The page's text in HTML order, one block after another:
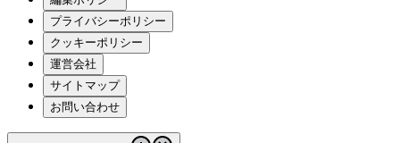
プライバシーポリシー
クッキーポリシー
運営会社
サイトマップ
お問い合わせ